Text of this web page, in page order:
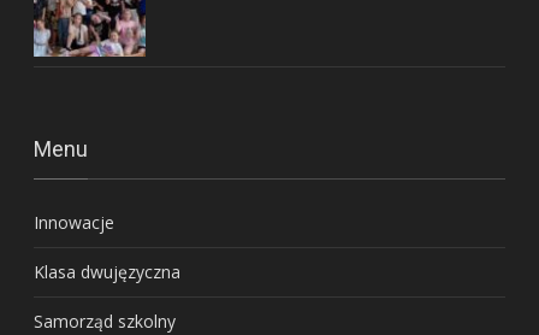
Menu
Innowacje
Klasa dwujęzyczna
Samorząd szkolny